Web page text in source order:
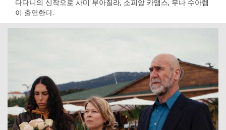
다다니의 신작으로 사미 부아질라, 소피앙 카맴스, 무나 수아렘
이 출연한다.